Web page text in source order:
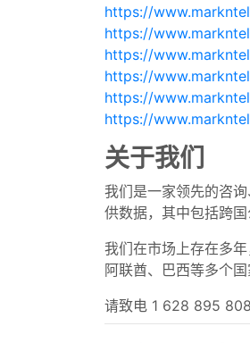
https://
https://
https://
https://
https://
https://
关于我们
我们是一家领先的咨
供数据，其中包括跨国
我们在市场上存在多年
阿联酋、巴西等多个国
请致电 1 628 895